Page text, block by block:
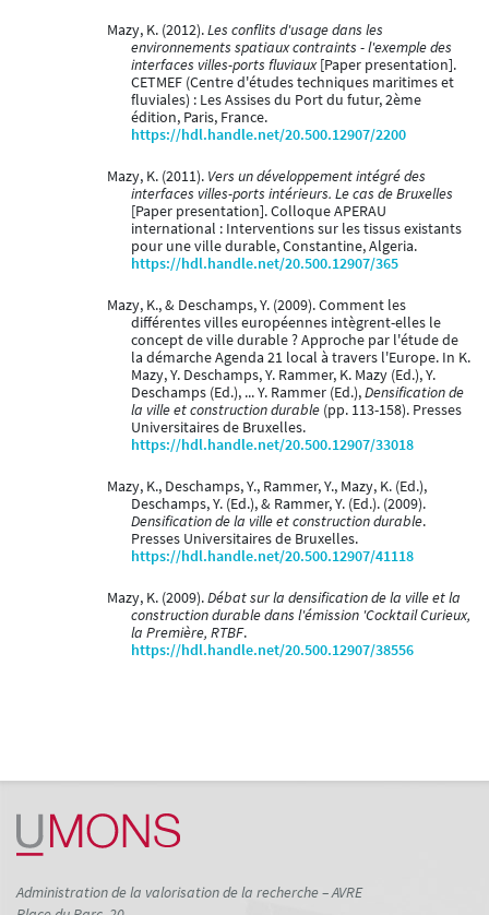
Mazy, K. (2012).Les conflits d'usage dans les
environnements spatiaux contraints - l'exemple des
interfaces villes-ports fluviaux[Paper presentation].
CETMEF (Centre d'études techniques maritimes et
fluviales) : Les Assises du Port du futur, 2ème
édition, Paris, France.
https://hdl.handle.net/20.500.12907/2200
Mazy, K. (2011). Vers un développement intégré des
interfaces villes-ports intérieurs. Le cas de Bruxelles
[Paper presentation]. Colloque APERAU
international : Interventions sur les tissus existants
pour une ville durable, Constantine, Algeria.
https://hdl.handle.net/20.500.12907/365
Mazy, K., & Deschamps, Y. (2009). Comment les
différentes villes européennes intègrent-elles le
concept de ville durable ? Approche par l'étude de
la démarche Agenda 21 local à travers l'Europe. In K.
Mazy, Y. Deschamps, Y. Rammer, K. Mazy (Ed.), Y.
Deschamps (Ed.), ... Y. Rammer (Ed.),Densification de
la ville et construction durable (pp. 113-158). Presses
Universitaires de Bruxelles.
https://hdl.handle.net/20.500.12907/33018
Mazy, K., Deschamps, Y., Rammer, Y., Mazy, K. (Ed.),
Deschamps, Y. (Ed.), & Rammer, Y. (Ed.). (2009).
Densification de la ville et construction durable.
Presses Universitaires de Bruxelles.
https://hdl.handle.net/20.500.12907/41118
Mazy, K. (2009).Débat sur la densification de la ville et la
construction durable dans l'émission 'Cocktail Curieux,
la Première, RTBF.
https://hdl.handle.net/20.500.12907/38556
Administration de la valorisation de la recherche – AVRE